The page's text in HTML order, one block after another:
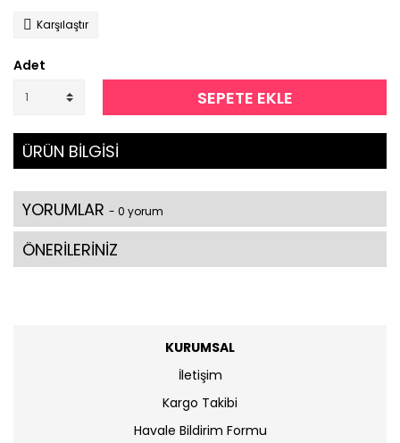
Karşılaştır
Adet
SEPETE EKLE
ÜRÜN BİLGİSİ
YORUMLAR - 0 yorum
ÖNERİLERİNİZ
KURUMSAL
İletişim
Kargo Takibi
Havale Bildirim Formu